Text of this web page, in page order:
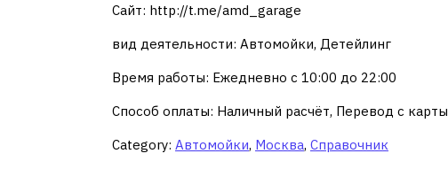
Сайт: http://t.me/amd_garage
вид деятельности: Автомойки, Детейлинг
Время работы: Ежедневно с 10:00 до 22:00
Способ оплаты: Наличный расчёт, Перевод с карты
Category: Автомойки, Москва, Справочник